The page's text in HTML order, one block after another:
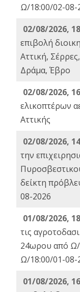
Ω/18:00/02-08-
02/08/2026,
επιβολή
Αττική,
Δράμα, Έβρο
02/08/2026,
ελικοπτέρων
Αττικής
02/08/2026,
την
δείκτη
08-2026
01/08/2026,
τις
24ωρου από Ω/
Ω/18:00/01-08-
01/08/2026,